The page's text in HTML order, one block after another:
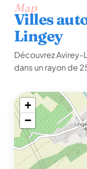
Map
Villes
Lingey
Découvrez
dans un rayon de
+
−